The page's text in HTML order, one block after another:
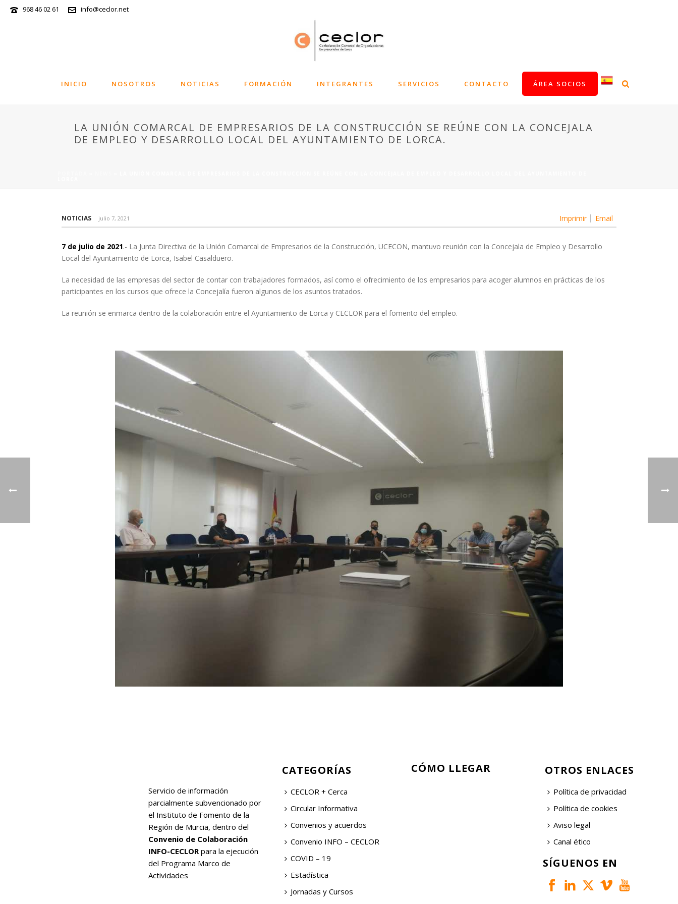
968 46 02 61 info@ceclor.net
INICIO NOSOTROS NOTICIAS FORMACIÓN INTEGRANTES SERVICIOS CONTACTO ÁREA SOCIOS
LA UNIÓN COMARCAL DE EMPRESARIOS DE LA CONSTRUCCIÓN SE REÚNE CON LA CONCEJALA
DE EMPLEO Y DESARROLLO LOCAL DEL AYUNTAMIENTO DE LORCA.
Imprimir Email
NOTICIAS julio 7, 2021
7 de julio de 2021.- La Junta Directiva de la Unión Comarcal de Empresarios de la Construcción, UCECON, mantuvo reunión con la Concejala de Empleo y Desarrollo
Local del Ayuntamiento de Lorca, Isabel Casalduero.
La necesidad de las empresas del sector de contar con trabajadores formados, así como el ofrecimiento de los empresarios para acoger alumnos en prácticas de los
participantes en los cursos que ofrece la Concejalía fueron algunos de los asuntos tratados.
La reunión se enmarca dentro de la colaboración entre el Ayuntamiento de Lorca y CECLOR para el fomento del empleo.
Servicio de información
parcialmente subvencionado por
el Instituto de Fomento de la
Región de Murcia, dentro del
Convenio de Colaboración
INFO-CECLOR para la ejecución
del Programa Marco de
Actividades
CATEGORÍAS
CECLOR + Cerca
Circular Informativa
Convenios y acuerdos
Convenio INFO – CECLOR
COVID – 19
Estadística
Jornadas y Cursos
CÓMO LLEGAR OTROS ENLACES
Política de privacidad
Política de cookies
Aviso legal
Canal ético
SÍGUENOS EN